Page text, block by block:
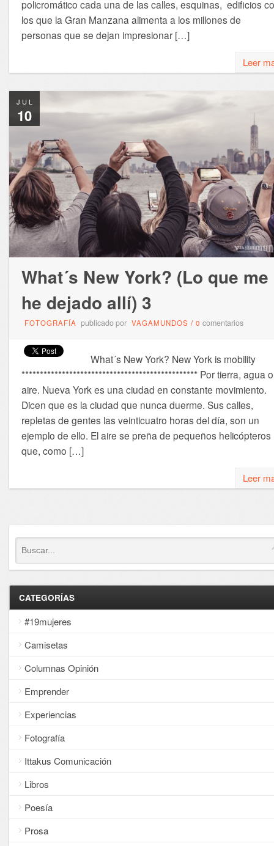
policromático cada una de las calles, esquinas, edificios
los que la Gran Manzana alimenta a los millones de
personas que se dejan impresionar […]
Leer
JUL
10
What´s New York? (Lo que me
he dejado allí) 3
FOTOGRAFÍA publicado por VAGAMUNDOS / 0 comentarios
What´s New York? New York is mobility
************************************************ Por tierra, agua o
aire. Nueva York es una ciudad en constante movimiento.
Dicen que es la ciudad que nunca duerme. Sus calles,
repletas de gentes las veinticuatro horas del día, son un
ejemplo de ello. El aire se preña de pequeños helicópteros
que, como […]
Leer
CATEGORÍAS
#19mujeres
Camisetas
Columnas Opinión
Emprender
Experiencias
Fotografía
Ittakus Comunicación
Libros
Poesía
Prosa